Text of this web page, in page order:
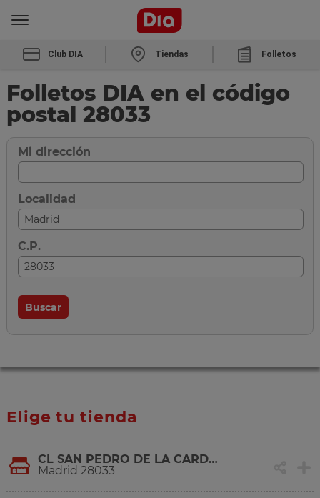
Club DIA Tiendas Folletos
Folletos DIA en el código
postal 28033
Mi dirección
Localidad
C.P.
Elige tu tienda
CL SAN PEDRO DE LA CARDEÑA,, 31
Madrid 28033